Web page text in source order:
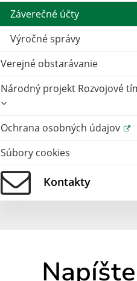
Záverečné účty
Výročné správy
Verejné obstarávanie
Národný projekt Rozvojové
Ochrana osobných údajov
Súbory cookies
Kontakty